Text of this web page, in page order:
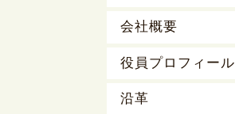
会社概要
役員プロフィール
沿革